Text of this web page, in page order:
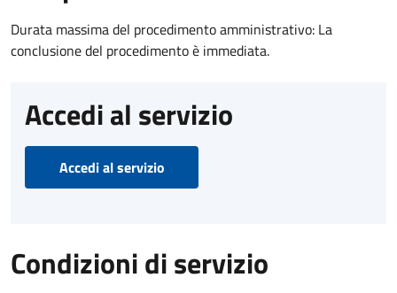
Durata massima del procedimento amministrativo: La
conclusione del procedimento è immediata.
Accedi al servizio
Accedi al servizio
Condizioni di servizio